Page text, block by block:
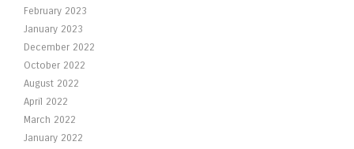
February 2023
January 2023
December 2022
October 2022
August 2022
April 2022
March 2022
January 2022